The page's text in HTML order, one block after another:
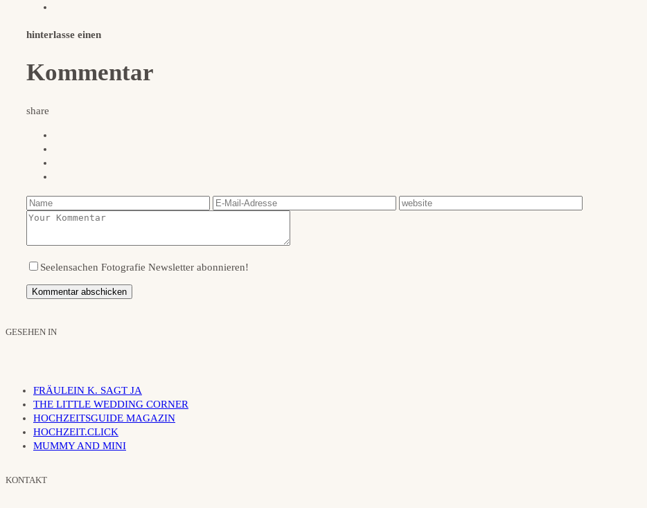
hinterlasse einen
Kommentar
share
Seelensachen Fotografie Newsletter abonnieren!
GESEHEN IN
FRÄULEIN K. SAGT JA
THE LITTLE WEDDING CORNER
HOCHZEITSGUIDE MAGAZIN
HOCHZEIT.CLICK
MUMMY AND MINI
KONTAKT